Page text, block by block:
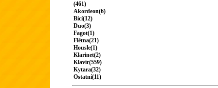
(461)
Akordeon(6)
Bicí(12)
Duo(3)
Fagot(1)
Flétna(21)
Housle(1)
Klarinet(2)
Klavír(559)
Kytara(32)
Ostatní(11)